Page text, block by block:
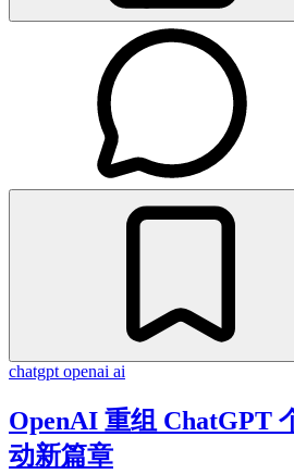
chatgpt openai ai
OpenAI 重组 ChatGPT
动新篇章